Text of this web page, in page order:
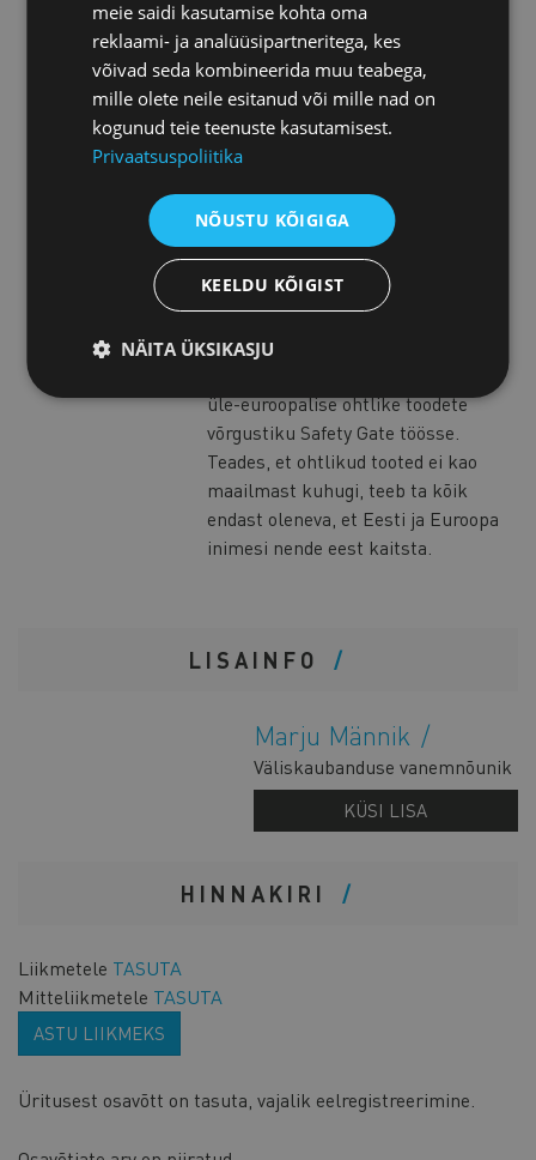
tooteohutuse ja tarbijakaitse
küsimustes. Tema jaoks on eriti
tähtis tõsta nii tarbijate kui ka
ettevõtjate teadlikkust, samuti
tegeleda turu korrastamisega, et
tagada toodete ja teenuste nõuetele
Anneli Nagel
Anneli on üle kahekümne aasta
taganud, et turul leiduks ohutud ja
nõuetele vastavad tooted. Viimastel
üle-euroopalise ohtlike toodete
võrgustiku Safety Gate töösse.
Teades, et ohtlikud tooted ei kao
maailmast kuhugi, teeb ta kõik
endast oleneva, et Eesti ja Euroopa
inimesi nende eest kaitsta.
LISAINFO
Marju Männik
Väliskaubanduse vanemnõunik
KÜSI LISA
HINNAKIRI
Liikmetele TASUTA
Mitteliikmetele TASUTA
ASTU LIIKMEKS
Üritusest osavõtt on tasuta, vajalik eelregistreerimine.
meie saidi kasutamise kohta oma
reklaami- ja analüüsipartneritega, kes
võivad seda kombineerida muu teabega,
mille olete neile esitanud või mille nad on
kogunud teie teenuste kasutamisest.
Privaatsuspoliitika
NÕUSTU KÕIGIGA
KEELDU KÕIGIST
NÄITA ÜKSIKASJU